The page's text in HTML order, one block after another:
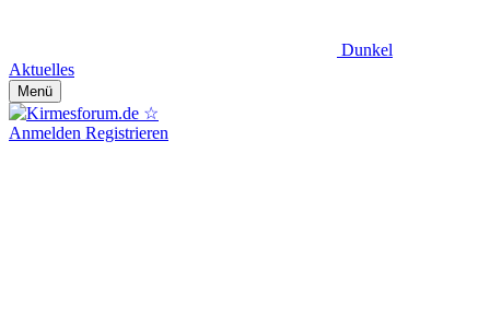
Dunkel
Aktuelles
Menü
Anmelden Registrieren